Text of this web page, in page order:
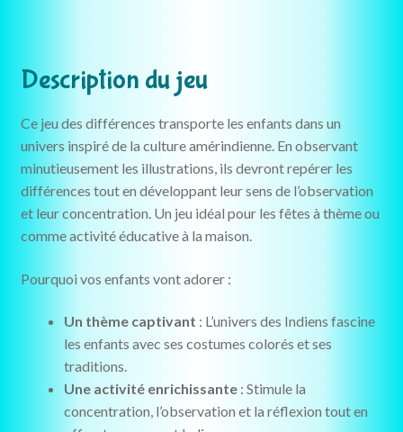
Description du jeu
Ce jeu des différences transporte les enfants dans un
univers inspiré de la culture amérindienne. En observant
minutieusement les illustrations, ils devront repérer les
différences tout en développant leur sens de l’observation
et leur concentration. Un jeu idéal pour les fêtes à thème ou
comme activité éducative à la maison.
Pourquoi vos enfants vont adorer :
Un thème captivant : L’univers des Indiens fascine
les enfants avec ses costumes colorés et ses
traditions.
Une activité enrichissante: Stimule la
concentration, l’observation et la réflexion tout en